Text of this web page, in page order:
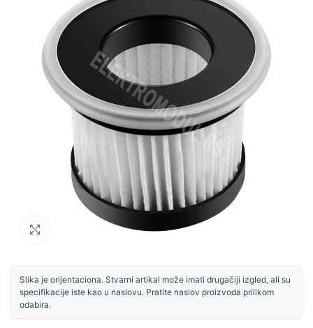
Slika je orijentaciona. Stvarni artikal može imati drugačiji izgled, ali su
specifikacije iste kao u naslovu. Pratite naslov proizvoda prilikom
odabira.